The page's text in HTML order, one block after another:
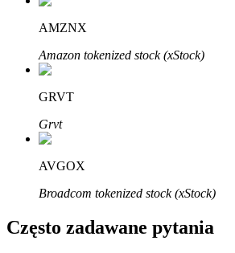
Bitruści Partnerzy
AMZNX
Amazon tokenized stock (xStock)
GRVT
Grvt
AVGOX
Broadcom tokenized stock (xStock)
Często zadawane pytania